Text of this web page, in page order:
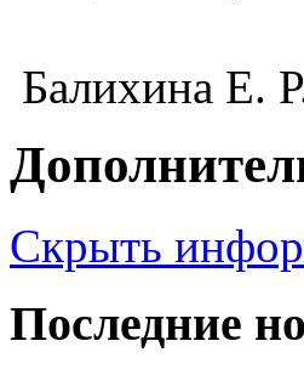
Балихина Е.
Скрыть
Последние